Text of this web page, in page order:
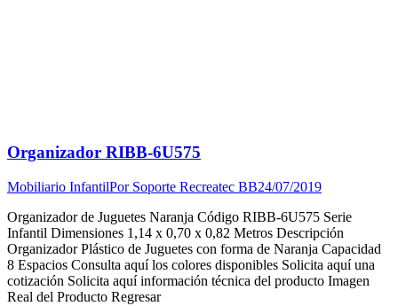
Organizador RIBB-6U575
Mobiliario InfantilPor Soporte Recreatec BB24/07/2019
Organizador de Juguetes Naranja Código RIBB-6U575 Serie
Infantil Dimensiones 1,14 x 0,70 x 0,82 Metros Descripción
Organizador Plástico de Juguetes con forma de Naranja Capacidad
8 Espacios Consulta aquí los colores disponibles Solicita aquí una
cotización Solicita aquí información técnica del producto Imagen
Real del Producto Regresar